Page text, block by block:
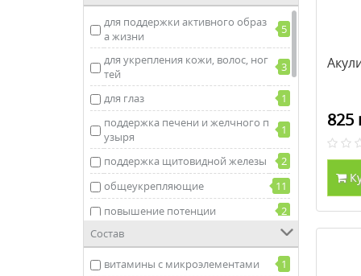
для поддержки активного образ
а жизни
5
для укрепления кожи, волос, ног
тей
3
для глаз
1
поддержка печени и желчного п
узыря
1
поддержка щитовидной железы
2
общеукрепляющие
11
повышение потенции
2
поддержка работы предстатель
ной железы
поддержка опорно-двигательно
Состав
витамины с микроэлементами
1
825